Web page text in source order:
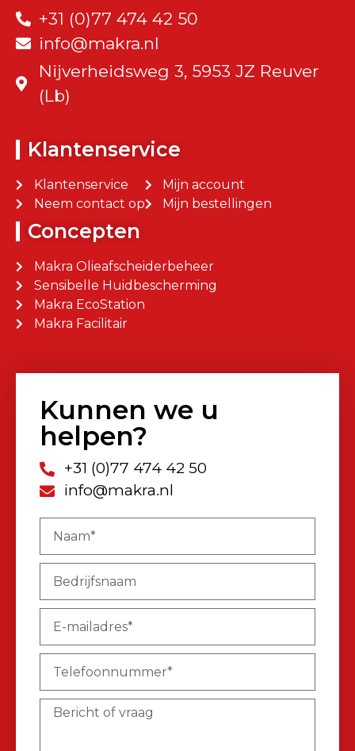
+31 (0)77 474 42 50
info@makra.nl
Nijverheidsweg 3, 5953 JZ Reuver
(Lb)
Klantenservice
Klantenservice
Neem contact op
Mijn account
Mijn bestellingen
Concepten
Makra Olieafscheiderbeheer
Sensibelle Huidbescherming
Makra EcoStation
Makra Facilitair
Kunnen we u
helpen?
+31 (0)77 474 42 50
info@makra.nl